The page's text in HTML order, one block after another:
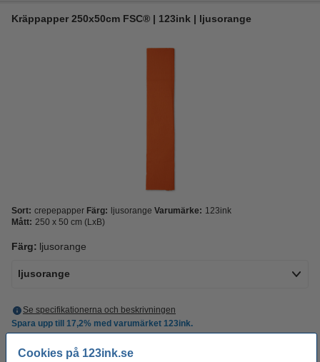
Cookies på 123ink.se
Kräppapper 250x50cm FSC® | 123ink | ljusorange
Sort: crepepapper Färg: ljusorange Varumärke: 123ink
Mått: 250 x 50 cm (LxB)
Färg: ljusorange
ljusorange
Se specifikationerna och beskrivningen
Spara upp till 17,2% med varumärket 123ink.